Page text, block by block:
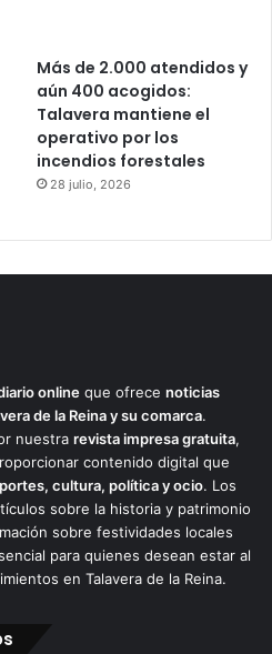
Más de 2.000 atendidos y
aún 400 acogidos:
Talavera mantiene el
operativo por los
incendios forestales
28 julio, 2026
online que ofrece noticias
de la Reina y su comarca.
nuestra revista impresa gratuita,
contenido digital que
cultura, política y ocio. Los
sobre la historia y patrimonio
sobre festividades locales
para quienes desean estar al
en Talavera de la Reina.